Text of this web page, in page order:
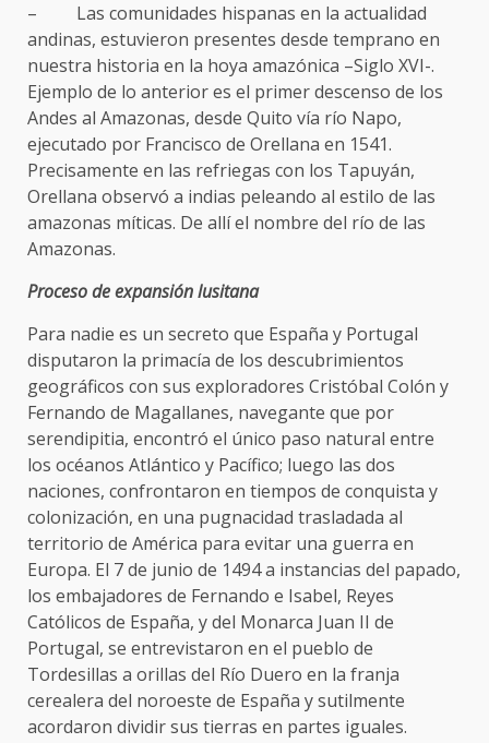
– Las comunidades hispanas en la actualidad
andinas, estuvieron presentes desde temprano en
nuestra historia en la hoya amazónica –Siglo XVI-.
Ejemplo de lo anterior es el primer descenso de los
Andes al Amazonas, desde Quito vía río Napo,
ejecutado por Francisco de Orellana en 1541.
Precisamente en las refriegas con los Tapuyán,
Orellana observó a indias peleando al estilo de las
amazonas míticas. De allí el nombre del río de las
Amazonas.
Proceso de expansión lusitana
Para nadie es un secreto que España y Portugal
disputaron la primacía de los descubrimientos
geográficos con sus exploradores Cristóbal Colón y
Fernando de Magallanes, navegante que por
serendipitia, encontró el único paso natural entre
los océanos Atlántico y Pacífico; luego las dos
naciones, confrontaron en tiempos de conquista y
colonización, en una pugnacidad trasladada al
territorio de América para evitar una guerra en
Europa. El 7 de junio de 1494 a instancias del papado,
los embajadores de Fernando e Isabel, Reyes
Católicos de España, y del Monarca Juan II de
Portugal, se entrevistaron en el pueblo de
Tordesillas a orillas del Río Duero en la franja
cerealera del noroeste de España y sutilmente
acordaron dividir sus tierras en partes iguales.